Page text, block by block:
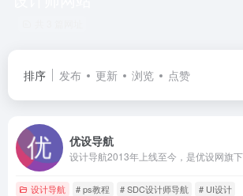
排序 发布 更新 浏览 点赞
优设导航
设计导航 # ps教程 # SDC设计师导航 # UI设计